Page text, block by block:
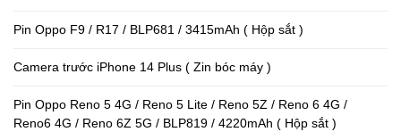
Pin Oppo F9 / R17 / BLP681 / 3415mAh ( Hộp sắt )
Camera trước iPhone 14 Plus ( Zin bóc máy )
Pin Oppo Reno 5 4G / Reno 5 Lite / Reno 5Z / Reno 6 4G /
Reno6 4G / Reno 6Z 5G / BLP819 / 4220mAh ( Hộp sắt )